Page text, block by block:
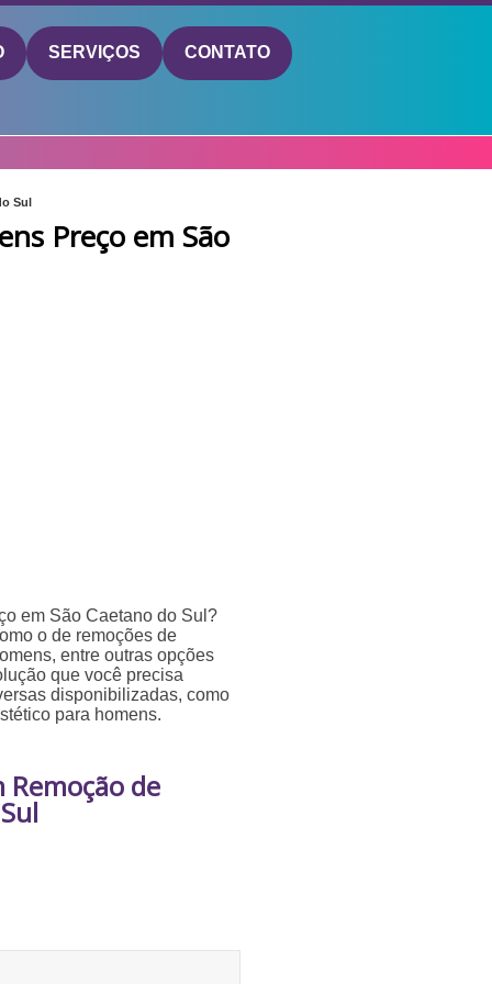
SERVIÇOS CONTATO
Sul
Preço em São
em São Caetano do Sul?
o de remoções de
entre outras opções
que você precisa
disponibilizadas, como
para homens.
Remoção de